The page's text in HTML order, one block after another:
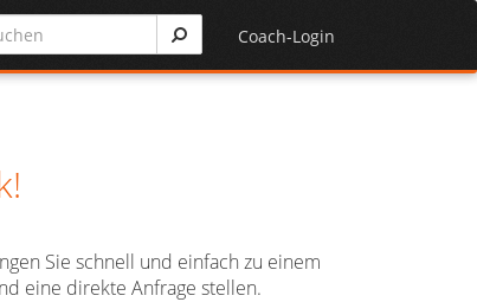
Coach-Login
Sie schnell und einfach zu einem
eine direkte Anfrage stellen.